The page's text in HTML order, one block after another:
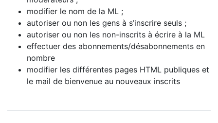
modifier le nom de la ML ;
autoriser ou non les gens à s’inscrire seuls ;
autoriser ou non les non-inscrits à écrire à la ML
effectuer des abonnements/désabonnements en
nombre
modifier les différentes pages HTML publiques et
le mail de bienvenue au nouveaux inscrits